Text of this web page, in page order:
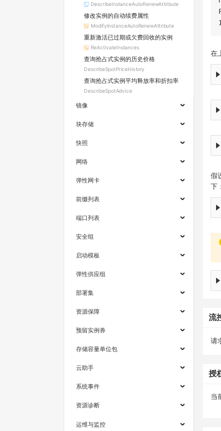
DescribeInstanceAutoRenewAttribute
修改实例的自动续费属性
ModifyInstanceAutoRenewAttribute
重新激活已过期或欠费回收的实例
ReActivateInstances
查询抢占式实例的历史价格
DescribeSpotPriceHistory
查询抢占式实例平均释放率和折扣率
DescribeSpotAdvice
镜像
块存储
快照
网络
弹性网卡
前缀列表
端口列表
安全组
启动模板
弹性供应组
部署集
资源保障
预留实例券
存储容量单位包
云助手
系统事件
资源诊断
运维与监控
在
假
下
流
请
授
当